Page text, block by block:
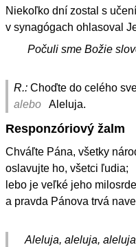
Niekoľko dní zostal s
v synagógach ohlasoval
Počuli sme Božie
R.: Choďte do celého
alebo
Aleluja.
Responzóriový žalm
Chváľte Pána, všetky
oslavujte ho, všetci ľudia;
lebo je veľké jeho
a pravda Pánova trvá
Aleluja, aleluja,